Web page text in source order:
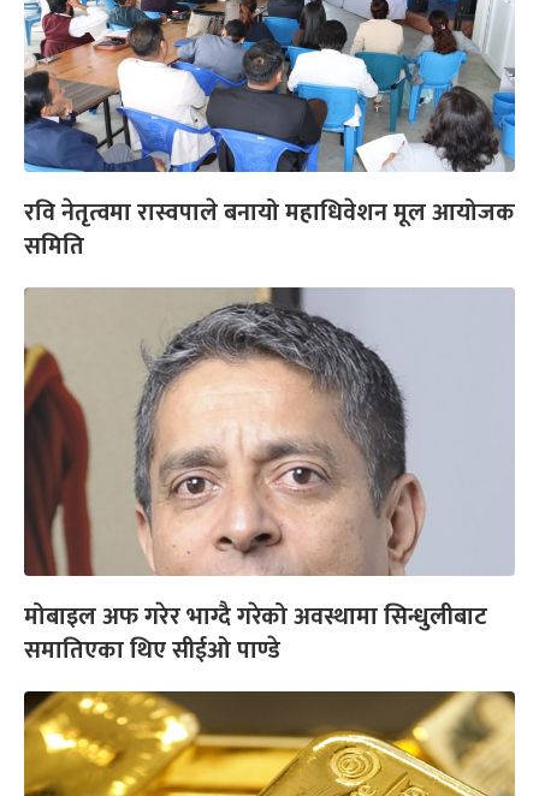
रवि नेतृत्वमा रास्वपाले बनायो महाधिवेशन मूल आयोजक
समिति
मोबाइल अफ गरेर भाग्दै गरेको अवस्थामा सिन्धुलीबाट
समातिएका थिए सीईओ पाण्डे